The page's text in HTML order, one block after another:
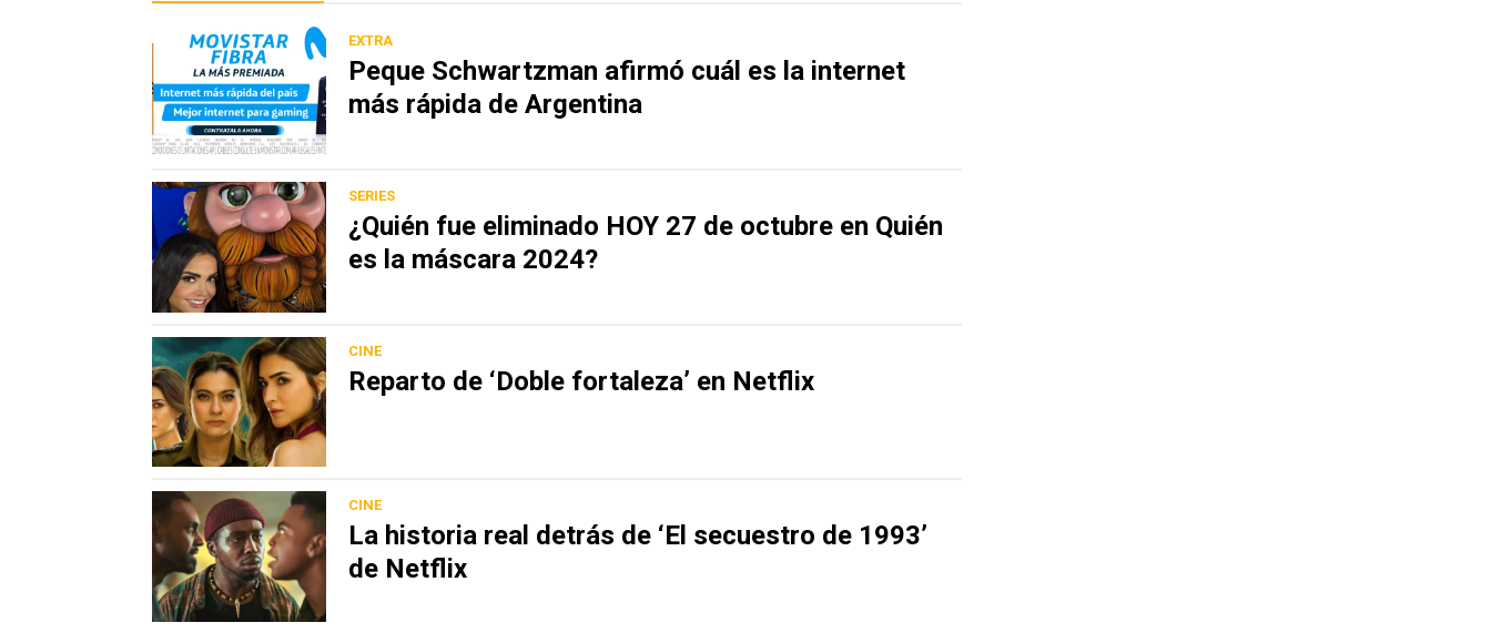
EXTRA
Peque Schwartzman afirmó cuál es la internet
más rápida de Argentina
SERIES
¿Quién fue eliminado HOY 27 de octubre en Quién
es la máscara 2024?
CINE
Reparto de ‘Doble fortaleza’ en Netflix
CINE
La historia real detrás de ‘El secuestro de 1993’
de Netflix